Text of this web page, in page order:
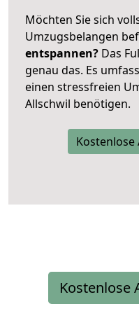
Möchten Sie sich
Umzugsbelangen
entspannen? Das
genau das. Es
einen stressfreien
Allschwil benötigen.
Kostenlose